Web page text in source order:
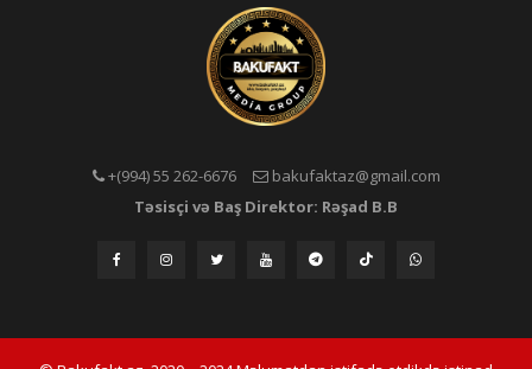
+(994) 55 262-6676
bakufaktaz@gmail.com
Təsisçi və Baş Direktor: Rəşad B.B